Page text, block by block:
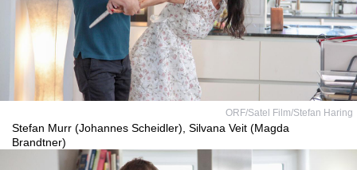
ORF/Satel Film/Stefan Haring
Stefan Murr (Johannes Scheidler), Silvana Veit (Magda
Brandtner)